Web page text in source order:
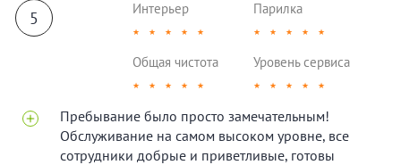
5 Интерьер
★ ★ ★ ★ ★
Парилка
★ ★ ★ ★ ★
Общая чистота
★ ★ ★ ★ ★
Уровень сервиса
★ ★ ★ ★ ★
Пребывание было просто замечательным!
Обслуживание на самом высоком уровне, все
сотрудники добрые и приветливые, готовы